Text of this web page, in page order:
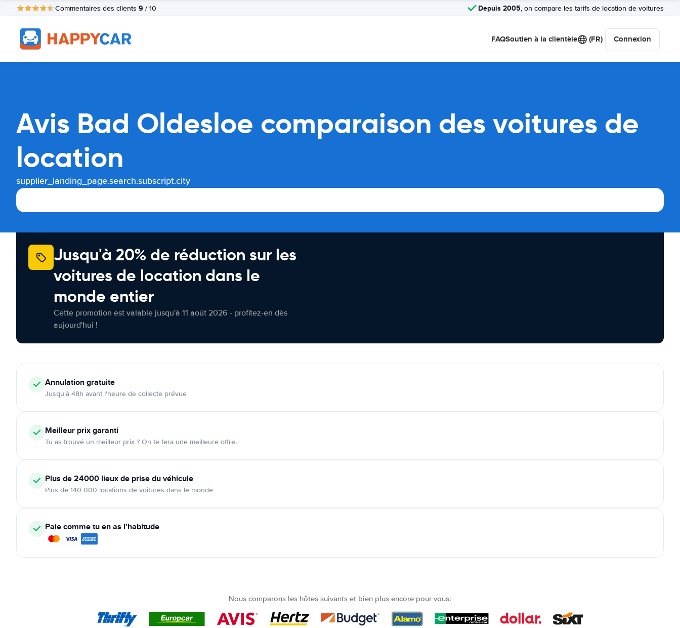
Commentaires des clients 9 / 10 Depuis 2005, on compare les tarifs de location de voitures
FAQSoutien à la clientèle (FR) Connexion
Avis Bad Oldesloe comparaison des voitures de
location
supplier_landing_page.search.subscript.city
Jusqu'à 20% de réduction sur les
voitures de location dans le
monde entier
Cette promotion est valable jusqu'à 11 août 2026 - profitez-en dès
aujourd'hui !
Annulationgratuite
Jusqu'à 48h avant l'heure de collecte prévue
Meilleur prix garanti
Tu as trouvé un meilleur prix ? On te fera une meilleure offre.
Plus de 24000 lieux de prise du véhicule
Plus de 140 000 locations de voitures dans le monde
Paie comme tu en as l'habitude
Nous comparons les hôtes suivants et bien plus encore pour vous: